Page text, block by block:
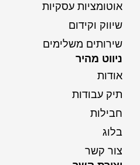
אוטומציות עסקיות
שיווק וקידום
שירותים משלימים
ניווט מהיר
אודות
תיק עבודות
חבילות
בלוג
צור קשר